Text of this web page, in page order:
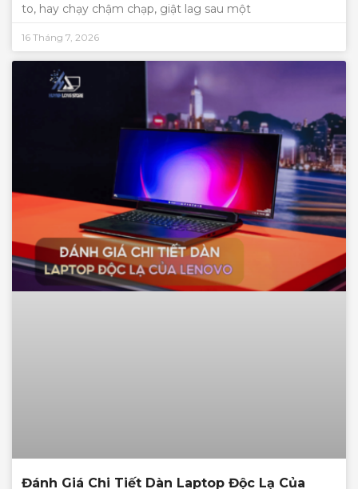
to, hay chạy chậm chạp, giật lag sau một
16 Tháng 7, 2026
Đánh Giá Chi Tiết Dàn Laptop Độc Lạ Của